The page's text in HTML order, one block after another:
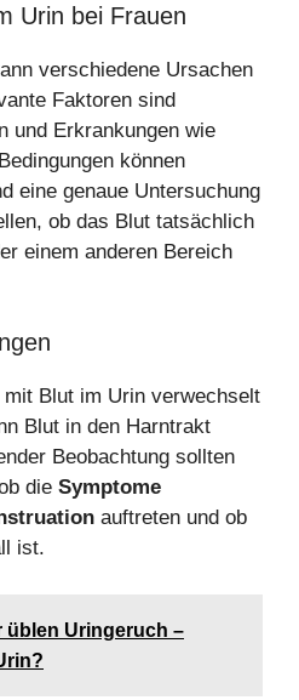
Urin bei Frauen
verschiedene Ursachen
Faktoren sind
und Erkrankungen wie
können
eine genaue Untersuchung
ob das Blut tatsächlich
einem anderen Bereich
mit Blut im Urin verwechselt
Blut in den Harntrakt
Beobachtung sollten
die Symptome
auftreten und ob
ist.
üblen Uringeruch –